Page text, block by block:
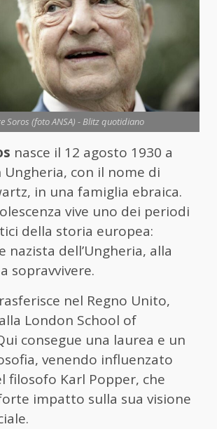
Soros (foto ANSA) - Blitz quotidiano
nasce il 12 agosto 1930 a
Ungheria, con il nome di
in una famiglia ebraica.
vive uno dei periodi
della storia europea:
nazista dell’Ungheria, alla
sopravvivere.
nel Regno Unito,
London School of
consegue una laurea e un
venendo influenzato
filosofo Karl Popper, che
impatto sulla sua visione